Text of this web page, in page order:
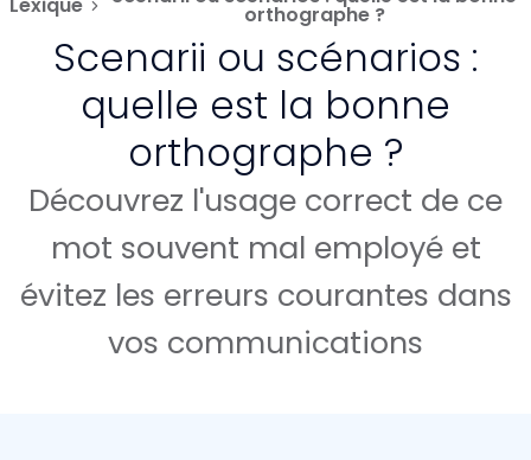
orthographe ?
Scenarii ou scénarios :
quelle est la bonne
orthographe ?
Découvrez l'usage correct de ce
mot souvent mal employé et
évitez les erreurs courantes dans
vos communications